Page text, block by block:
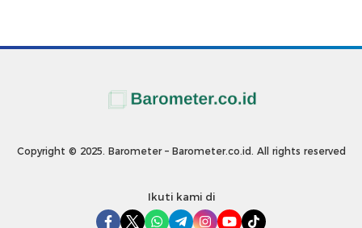
Copyright © 2025. Barometer – Barometer.co.id. All rights reserved
Ikuti kami di